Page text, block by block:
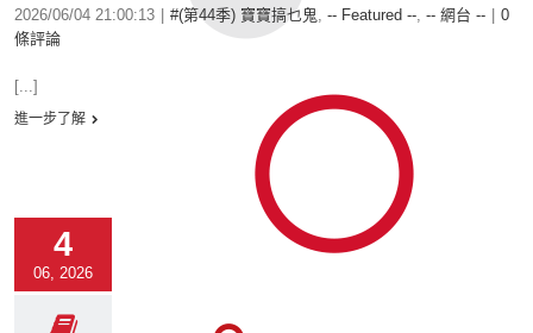
2026/06/04 21:00:13 #(第44季) 寶寶搞乜鬼, -- Featured --, -- 網台 --
0
條評論
[...]
進一步了解
4
06, 2026